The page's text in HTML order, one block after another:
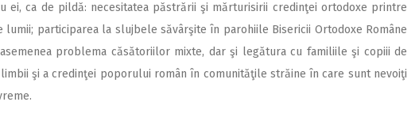
ei, ca de pildă: necesitatea păstrării şi mărturisirii credinţei ortodoxe printre
partici­parea la sluj­bele săvârşite în parohiile Bisericii Ortodoxe Române
problema căsătoriilor mix­te, dar şi legătura cu familiile şi copiii de
şi a credinţei poporului român în comunităţile străine în care sunt nevoiţi